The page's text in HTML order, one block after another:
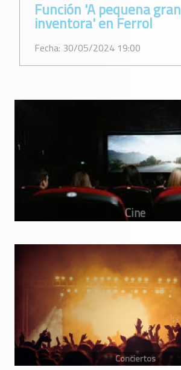
Función 'A pequena gran
inventora' en Ferrol
Fecha: 30/05/2024 19:00